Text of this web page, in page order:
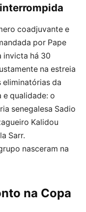
coadjuvante e
por Pape
invicta há 30
na estreia
da
e qualidade: o
senegalesa Sadio
Kalidou
Sarr.
nasceram na
na Copa